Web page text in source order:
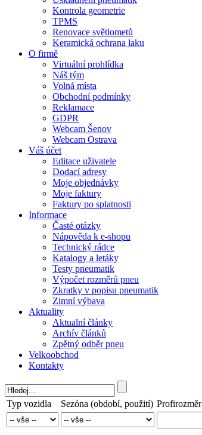
Kontrola geometrie
TPMS
Renovace světlometů
Keramická ochrana laku
O firmě
Virtuální prohlídka
Náš tým
Volná místa
Obchodní podmínky
Reklamace
GDPR
Webcam Šenov
Webcam Ostrava
Váš účet
Editace uživatele
Dodací adresy
Moje objednávky
Moje faktury
Faktury po splatnosti
Informace
Časté otázky
Nápověda k e-shopu
Technický rádce
Katalogy a letáky
Testy pneumatik
Výpočet rozměrů pneu
Zkratky v popisu pneumatik
Zimní výbava
Aktuality
Aktualní články
Archív článků
Zpětný odběr pneu
Velkoobchod
Kontakty
Typ vozidla Sezóna (období, použití) Profirozměr